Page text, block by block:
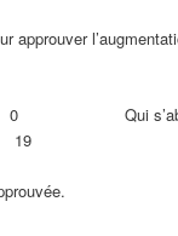
approuver
0 Qui
19